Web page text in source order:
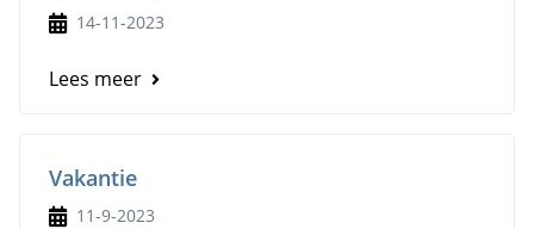
14-11-2023
Lees meer
Vakantie
11-9-2023